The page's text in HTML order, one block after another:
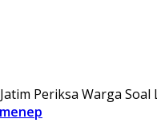
Periksa Warga